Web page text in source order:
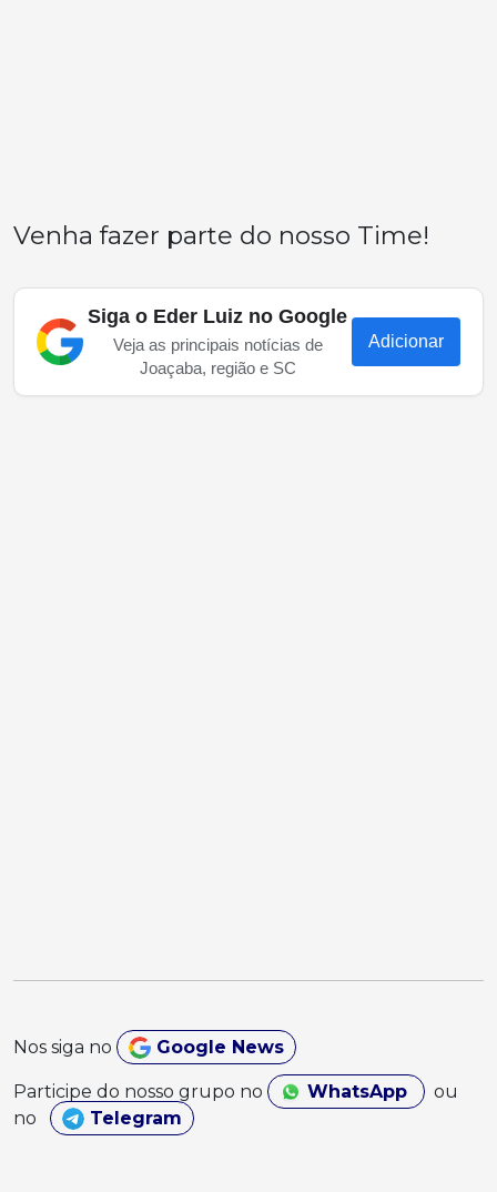
Venha fazer parte do nosso Time!
Siga o Eder Luiz no Google
Veja as principais notícias de
Joaçaba, região e SC
Adicionar
Nos siga no Google News
Participe do nosso grupo no WhatsApp
ou
no
Telegram